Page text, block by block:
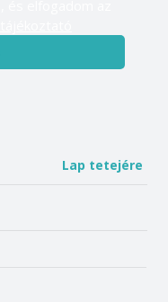
Lap tetejére